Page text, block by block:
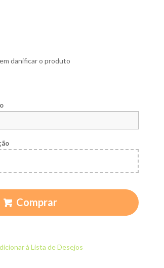
danificar o produto
Comprar
à Lista de Desejos